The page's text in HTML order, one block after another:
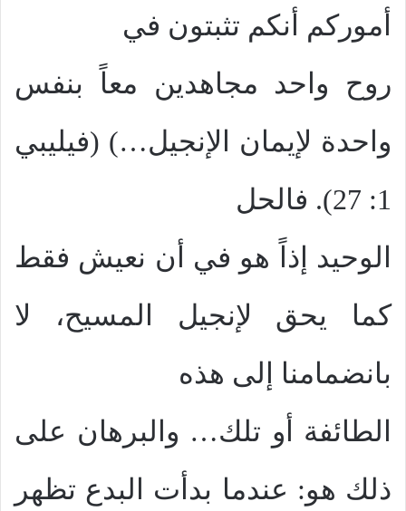
أموركم أنكم تثبتون في
روح واحد مجاهدين معاً بنفس
واحدة لإيمان الإنجيل…) (فيليبي
1: 27). فالحل
الوحيد إذاً هو في أن نعيش فقط
كما يحق لإنجيل المسيح، لا
بانضمامنا إلى هذه
الطائفة أو تلك… والبرهان على
ذلك هو: عندما بدأت البدع تظهر